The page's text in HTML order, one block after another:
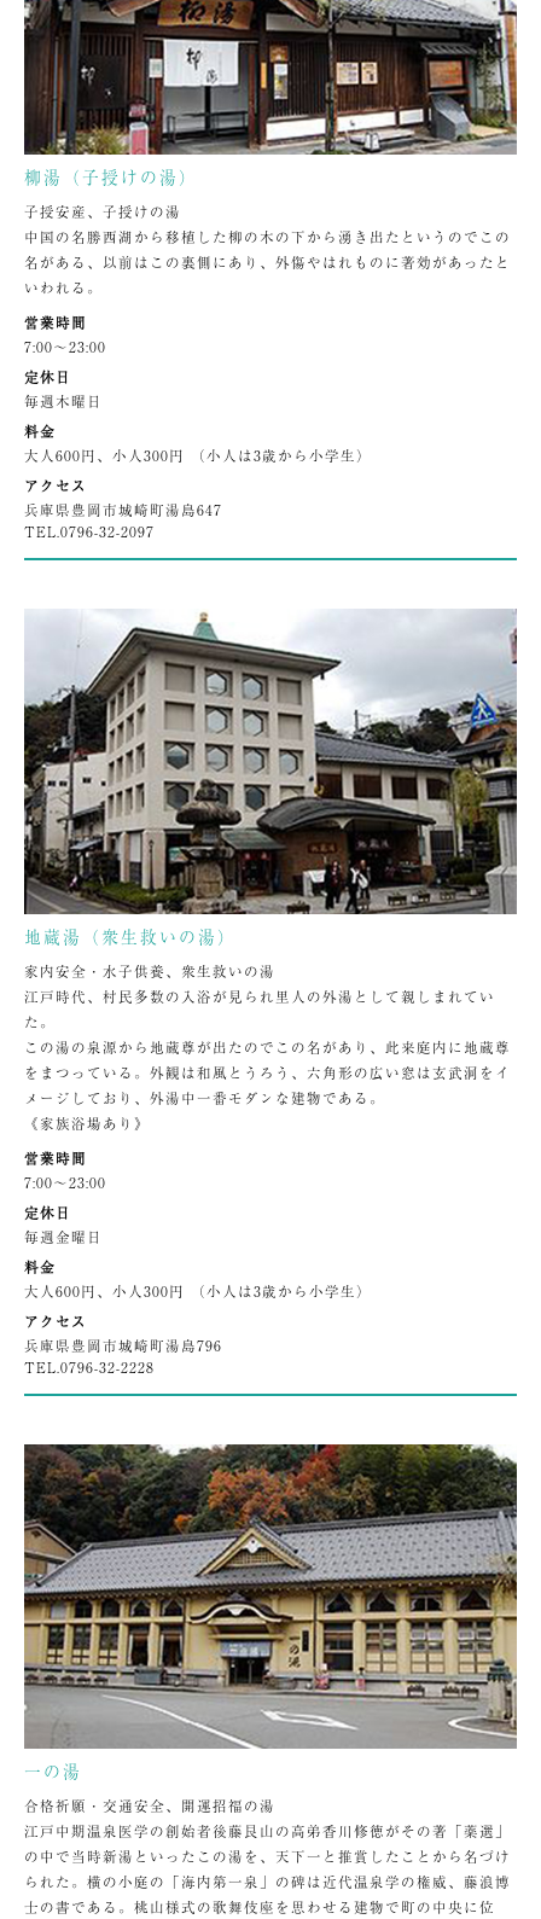
柳湯（子授けの湯）
子授安産、子授けの湯
中国の名勝西湖から移植した柳の木の下から湧き出たというのでこの
名がある、以前はこの裏側にあり、外傷やはれものに著効があったと
いわれる。
営業時間
7:00〜23:00
定休日
毎週木曜日
料金
大人600円、小人300円 （小人は3歳から小学生）
アクセス
兵庫県豊岡市城崎町湯島647
TEL. 0796-32-2097
地蔵湯（衆生救いの湯）
家内安全・水子供養、衆生救いの湯
江戸時代、村民多数の入浴が見られ里人の外湯として親しまれてい
た。
この湯の泉源から地蔵尊が出たのでこの名があり、此来庭内に地蔵尊
をまつっている。外観は和風とうろう、六角形の広い窓は玄武洞をイ
メージしており、外湯中一番モダンな建物である。
《家族浴場あり》
営業時間
7:00〜23:00
定休日
毎週金曜日
料金
大人600円、小人300円 （小人は3歳から小学生）
アクセス
兵庫県豊岡市城崎町湯島796
TEL. 0796-32-2228
一の湯
合格祈願・交通安全、開運招福の湯
江戸中期温泉医学の創始者後藤艮山の高弟香川修徳がその著「薬選」
の中で当時新湯といったこの湯を、天下一と推賞したことから名づけ
られた。横の小庭の「海内第一泉」の碑は近代温泉学の権威、藤浪博
士の書である。桃山様式の歌舞伎座を思わせる建物で町の中央に位